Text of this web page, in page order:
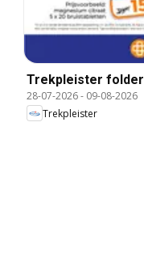
Trekpleister folder
28-07-2026- 09-08-2026
Trekpleister